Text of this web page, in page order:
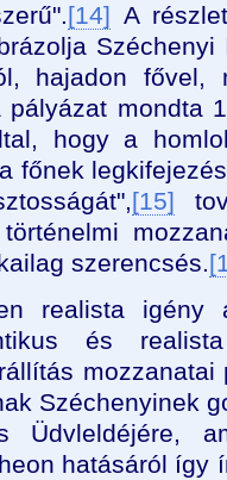
[14] A
hajadon fővel,
mondta
hogy a
főnek
[15]
szerencsés.
realista igény
és
Széchenyinek
Üdvleldéjére,
hatásáról így